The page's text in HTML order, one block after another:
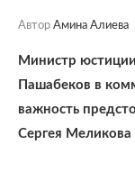
Автор Амина Алиева
Министр
Пашабеков в
важность
Сергея